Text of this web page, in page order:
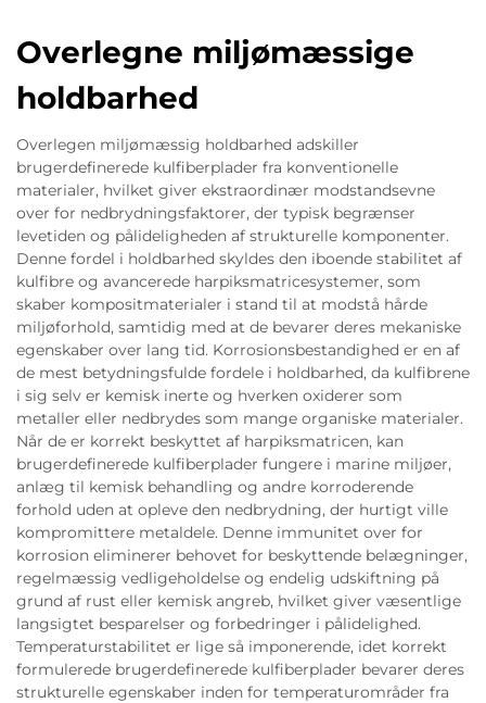
Overlegne miljømæssige
holdbarhed
Overlegen miljømæssig holdbarhed adskiller
brugerdefinerede kulfiberplader fra konventionelle
materialer, hvilket giver ekstraordinær modstandsevne
over for nedbrydningsfaktorer, der typisk begrænser
levetiden og pålideligheden af strukturelle komponenter.
Denne fordel i holdbarhed skyldes den iboende stabilitet af
kulfibre og avancerede harpiksmatricesystemer, som
skaber kompositmaterialer i stand til at modstå hårde
miljøforhold, samtidig med at de bevarer deres mekaniske
egenskaber over lang tid. Korrosionsbestandighed er en af
de mest betydningsfulde fordele i holdbarhed, da kulfibrene
i sig selv er kemisk inerte og hverken oxiderer som
metaller eller nedbrydes som mange organiske materialer.
Når de er korrekt beskyttet af harpiksmatricen, kan
brugerdefinerede kulfiberplader fungere i marine miljøer,
anlæg til kemisk behandling og andre korroderende
forhold uden at opleve den nedbrydning, der hurtigt ville
kompromittere metaldele. Denne immunitet over for
korrosion eliminerer behovet for beskyttende belægninger,
regelmæssig vedligeholdelse og endelig udskiftning på
grund af rust eller kemisk angreb, hvilket giver væsentlige
langsigtet besparelser og forbedringer i pålidelighed.
Temperaturstabilitet er lige så imponerende, idet korrekt
formulerede brugerdefinerede kulfiberplader bevarer deres
strukturelle egenskaber inden for temperaturområder fra